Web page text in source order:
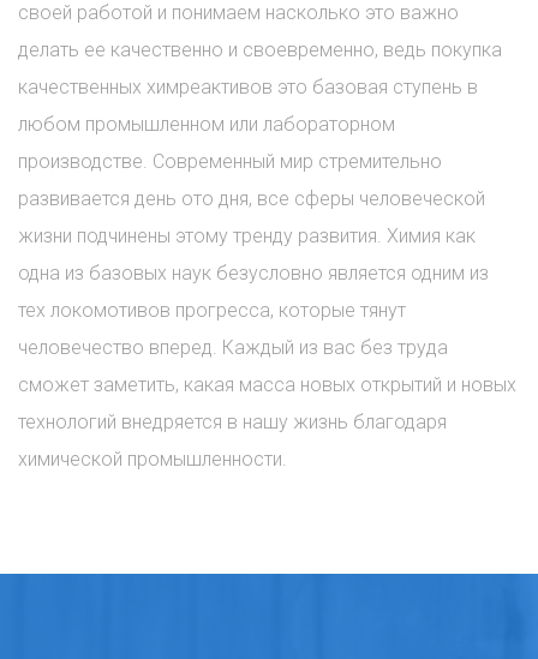
своей работой и понимаем насколько это важно
делать ее качественно и своевременно, ведь покупка
качественных химреактивов это базовая ступень в
любом промышленном или лабораторном
производстве. Современный мир стремительно
развивается день ото дня, все сферы человеческой
жизни подчинены этому тренду развития. Химия как
одна из базовых наук безусловно является одним из
тех локомотивов прогресса, которые тянут
человечество вперед. Каждый из вас без труда
сможет заметить, какая масса новых открытий и новых
технологий внедряется в нашу жизнь благодаря
химической промышленности.